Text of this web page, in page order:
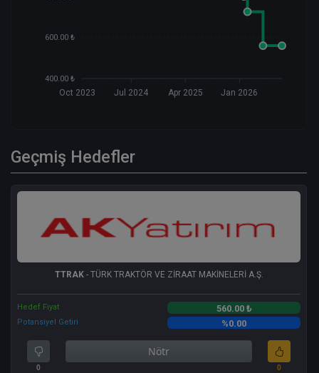
600.00 ₺
400.00 ₺
Oct 2023 Jul 2024 Apr 2025 Jan 2026
Geçmiş Hedefler
TTRAK- TÜRK TRAKTÖR VE ZİRAAT MAKİNELERİ A.Ş.
Hedef Fiyat 560.00 ₺
Potansiyel Getiri %0.00
0
Nötr
0